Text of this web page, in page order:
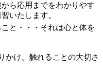
ら応用までをわかりやす
いたします。
と・・・それは心と体を
かけ、触れることの大切さ